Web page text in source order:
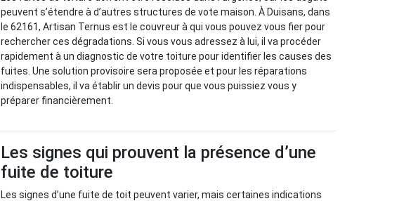
peuvent s’étendre à d’autres structures de vote maison. À Duisans, dans
le 62161, Artisan Ternus est le couvreur à qui vous pouvez vous fier pour
rechercher ces dégradations. Si vous vous adressez à lui, il va procéder
rapidement à un diagnostic de votre toiture pour identifier les causes des
fuites. Une solution provisoire sera proposée et pour les réparations
indispensables, il va établir un devis pour que vous puissiez vous y
préparer financièrement.
Les signes qui prouvent la présence d’une
fuite de toiture
Les signes d’une fuite de toit peuvent varier, mais certaines indications